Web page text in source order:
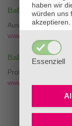
haben wir
würden uns
akzeptieren.
Essenziell
BaBlü ®Akademie
Ausbildungen &
www.bablü.at
BaBlü ®
Professionelle
www.die-